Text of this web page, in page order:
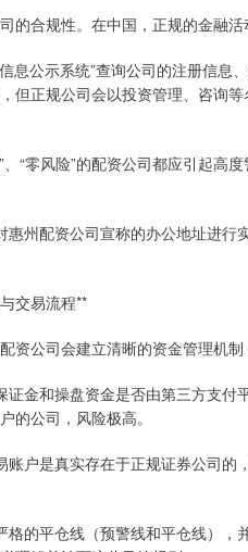
的合规性。在中国，正规的金融
息公示系统”查询公司的注册信
但正规公司会以投资管理、咨询
“零风险”的配资公司都应引起高
州配资公司宣称的办公地址进
交易流程**
资公司会建立清晰的资金管理机制
证金和操盘资金是否由第三方支
的公司，风险极高。
户是真实存在于正规证券公司
的平仓线（预警线和平仓线）